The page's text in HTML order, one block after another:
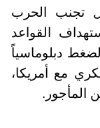
تجنب الحرب
القواعد
دبلوماسياً
مع أمريكا،
المأجور.